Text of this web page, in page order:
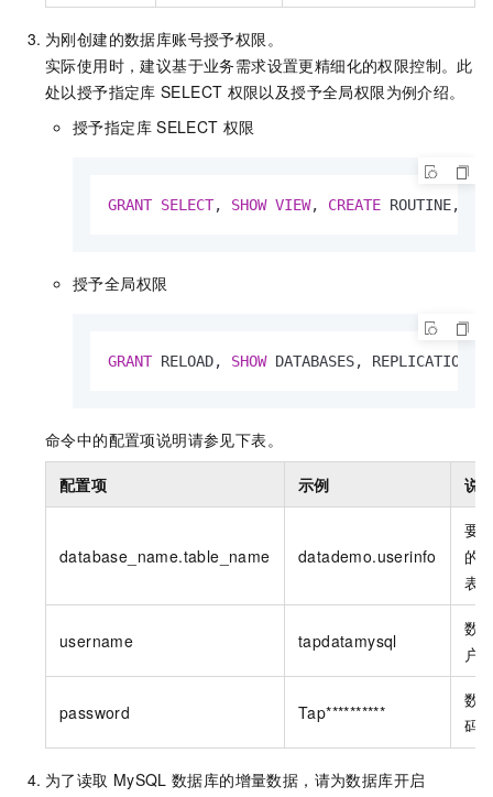
为刚创建的数据库账号授予权限。
实际使用时，建议基于业务需求设置更精细化的权限控制。此
处以授予指定库 SELECT 权限以及授予全局权限为例介绍。
授予指定库 SELECT 权限
GRANT SELECT, SHOW VIEW, CREATE ROUTINE,
授予全局权限
GRANT RELOAD, SHOW DATABASES, REPLICATION
命令中的配置项说明请参见下表。
配置项 示例 说
database_name.table_name datademo.userinfo
要
的
表
username tapdatamysql
数
户
password Tap**********
数
码
为了读取 MySQL 数据库的增量数据，请为数据库开启